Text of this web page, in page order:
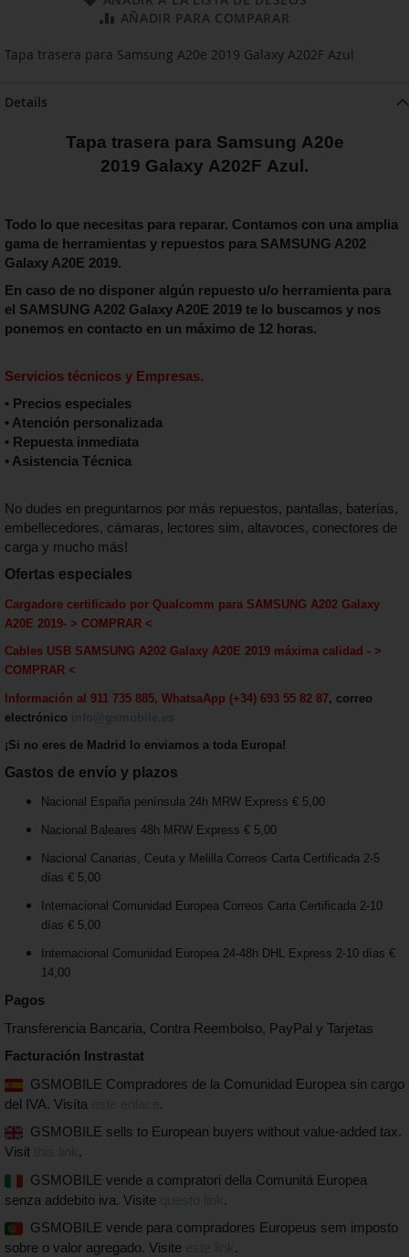
AÑADIR PARA COMPARAR
Tapa trasera para Samsung A20e 2019 Galaxy A202F Azul
Details
Tapa trasera para Samsung A20e
2019 Galaxy A202F Azul .
Todo lo que necesitas para reparar. Contamos con una amplia
gama de herramientas y repuestos para SAMSUNG A202
Galaxy A20E 2019.
En caso de no disponer algún repuesto u/o herramienta para
el SAMSUNG A202 Galaxy A20E 2019 te lo buscamos y nos
ponemos en contacto en un máximo de 12 horas.
Servicios técnicos y Empresas.
• Precios especiales
• Atención personalizada
• Repuesta inmediata
• Asistencia Técnica
No dudes en preguntarnos por más repuestos, pantallas, baterías,
embellecedores, cámaras, lectores sim, altavoces, conectores de
carga y mucho más!
Ofertas especiales
Cargadore certificado por Qualcomm para SAMSUNG A202 Galaxy
A20E 2019- > COMPRAR <
Cables USB SAMSUNG A202 Galaxy A20E 2019 máxima calidad - >
COMPRAR <
Información al 911 735 885, WhatsaApp (+34) 693 55 82 87, correo
electrónico
¡Si no eres de Madrid lo enviamos a toda Europa!
Gastos de envío y plazos
Nacional España península 24h MRW Express € 5,00
Nacional Baleares 48h MRW Express € 5,00
Nacional Canarias, Ceuta y Melilla Correos Carta Certificada 2-5
días € 5,00
Internacional Comunidad Europea Correos Carta Certificada 2-10
días € 5,00
Internacional Comunidad Europea 24-48h DHL Express 2-10 días €
14,00
Pagos
Transferencia Bancaria, Contra Reembolso, PayPal y Tarjetas
Facturación Instrastat
GSMOBILE Compradores de la Comunidad Europea sin cargo
del IVA. Visíta
.
GSMOBILE sells to European buyers without value-added tax.
Visit
.
GSMOBILE vende a compratori della Comunitá Europea
senza addebito iva. Visite
.
GSMOBILE vende para compradores Europeus sem imposto
sobre o valor agregado. Visite
.